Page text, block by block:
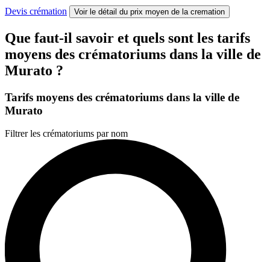
Devis crémation Voir le détail du prix moyen de la cremation
Que faut-il savoir et quels sont les tarifs
moyens des crématoriums dans la ville de
Murato ?
Tarifs moyens des crématoriums dans la ville de
Murato
Filtrer les crématoriums par nom